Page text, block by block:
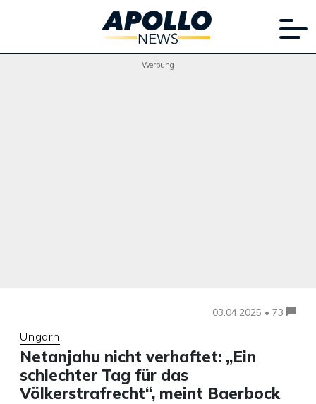
Werbung
03.04.2025 • 73
Ungarn
Netanjahu nicht verhaftet: „Ein
schlechter Tag für das
Völkerstrafrecht“, meint Baerbock